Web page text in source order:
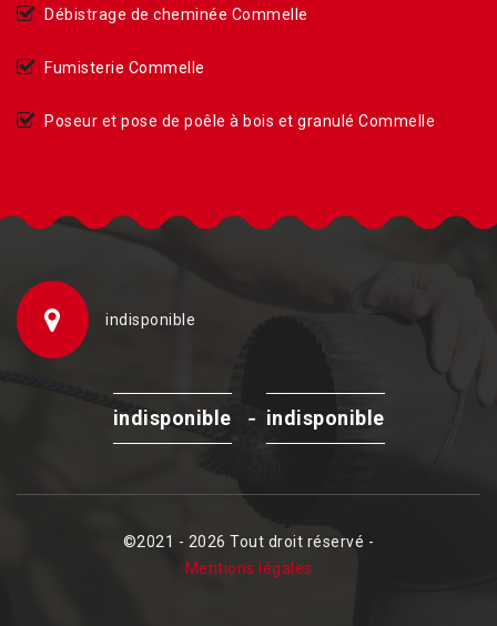
Débistrage de cheminée Commelle
Fumisterie Commelle
Poseur et pose de poêle à bois et granulé Commelle
indisponible
indisponible - indisponible
©2021 - 2026 Tout droit réservé -
Mentions légales